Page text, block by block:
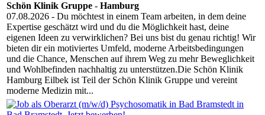
Schön Klinik Gruppe - Hamburg
07.08.2026 - Du möchtest in einem Team arbeiten, in dem deine
Expertise geschätzt wird und du die Möglichkeit hast, deine
eigenen Ideen zu verwirklichen? Bei uns bist du genau richtig! Wir
bieten dir ein motiviertes Umfeld, moderne Arbeitsbedingungen
und die Chance, Menschen auf ihrem Weg zu mehr Beweglichkeit
und Wohlbefinden nachhaltig zu unterstützen.Die Schön Klinik
Hamburg Eilbek ist Teil der Schön Klinik Gruppe und vereint
moderne Medizin mit...